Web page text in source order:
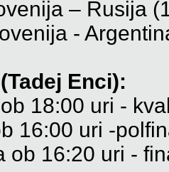
– Rusija
-
Enci):
18:00 uri -
16:00 uri -
ob 16:20 uri -